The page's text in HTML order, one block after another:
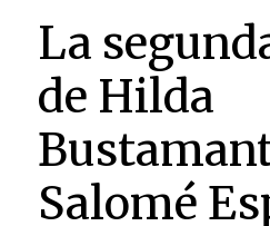
La
de Hilda
Salomé